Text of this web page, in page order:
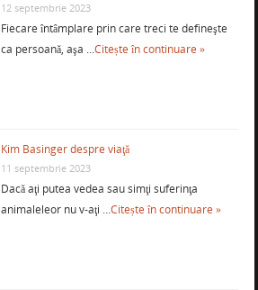
12 septembrie 2023
Fiecare întâmplare prin care treci te defineşte
ca persoană, aşa …Citește în continuare »
Kim Basinger despre viaţă
11 septembrie 2023
Dacă aţi putea vedea sau simţi suferinţa
animaleleor nu v-aţi …Citește în continuare »